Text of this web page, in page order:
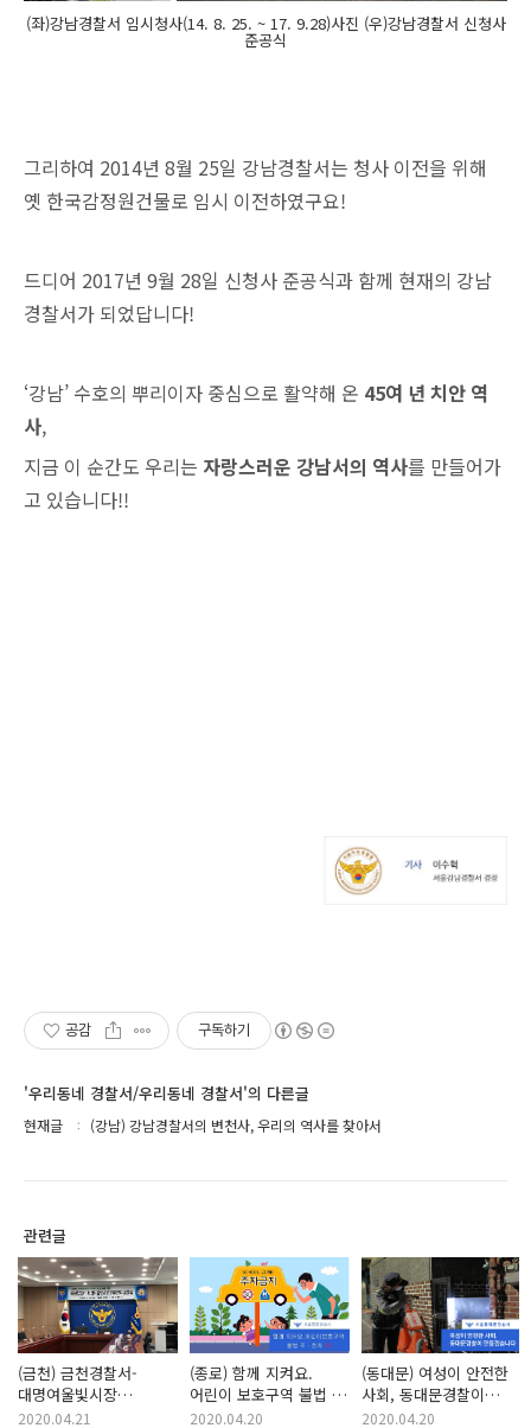
(좌)강남경찰서 임시청사(14. 8. 25. ~ 17. 9.28)사진 (우)강남경찰서 신청사
준공식
그리하여 2014년 8월 25일 강남경찰서는 청사 이전을 위해
옛 한국감정원건물로 임시 이전하였구요!
드디어 2017년 9월 28일 신청사 준공식과 함께 현재의 강남
경찰서가 되었답니다!
‘강남’ 수호의 뿌리이자 중심으로 활약해 온 45여 년 치안 역
사,
지금 이 순간도 우리는 자랑스러운 강남서의 역사를 만들어가
고 있습니다!!
공감 구독하기
'우리동네 경찰서/우리동네 경찰서'의 다른글
현재글 (강남) 강남경찰서의 변천사, 우리의 역사를 찾아서
관련글
(금천) 금천경찰서-
대명여울빛시장
업무협약 체결
2020.04.21
(종로) 함께 지켜요.
어린이 보호구역 불법 주
·정차 금지!
2020.04.20
(동대문) 여성이 안전한
사회, 동대문경찰이
만들겠습니다!
2020.04.20